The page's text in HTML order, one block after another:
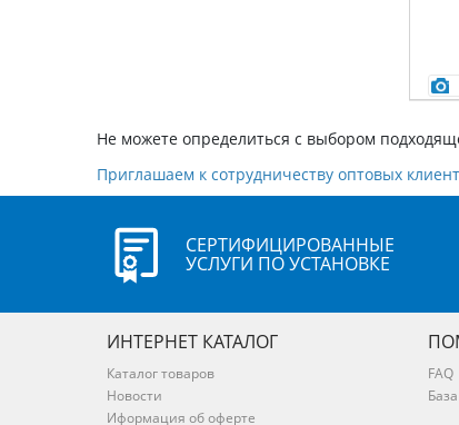
Не можете определиться с выбором
Приглашаем к сотрудничеству оптовых
СЕРТИФИЦИРОВАННЫЕ
УСЛУГИ ПО УСТАНОВКЕ
ИНТЕРНЕТ КАТАЛОГ
Каталог товаров
Новости
Иформация об оферте
FAQ